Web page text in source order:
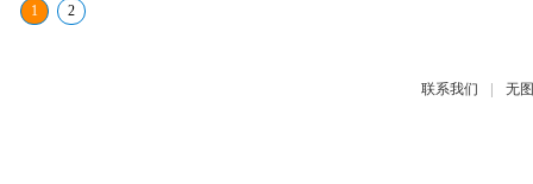
1 2
联系我们 | 无